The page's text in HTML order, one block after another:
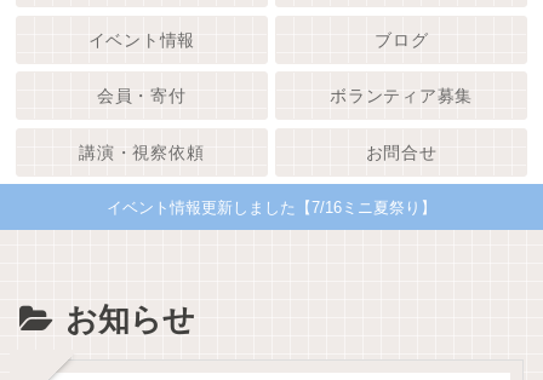
イベント情報 ブログ
会員・寄付 ボランティア募集
講演・視察依頼 お問合せ
イベント情報更新しました【7/16ミニ夏祭り】
お知らせ